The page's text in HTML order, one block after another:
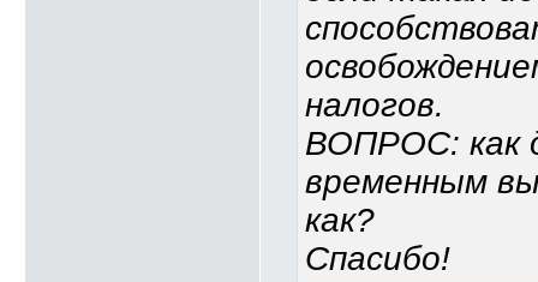
налогов.
ВОПРОС: как
временным
как?
Спасибо!